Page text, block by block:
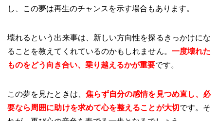
し、この夢は再生のチャンスを示す場合もあります。
壊れるという出来事は、新しい方向性を探るきっかけにな
ることを教えてくれているのかもしれません。 一度壊れた
ものをどう向き合い、乗り越えるかが重要です。
この夢を見たときは、 焦らず自分の感情を見つめ直し、必
要なら周囲に助けを求めて心を整えることが大切です。そ